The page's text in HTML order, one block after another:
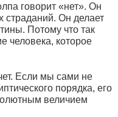
говорит «нет». Он
страданий. Он делает
Потому что так
человека, которое
Если мы сами не
порядка, его
величием